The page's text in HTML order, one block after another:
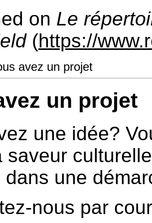
on Le
(https://
avez un projet
un projet
une idée?
saveur
dans une
nous par